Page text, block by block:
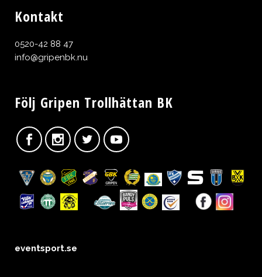
Kontakt
0520-42 88 47
info@gripenbk.nu
Följ Gripen Trollhättan BK
eventsport.se